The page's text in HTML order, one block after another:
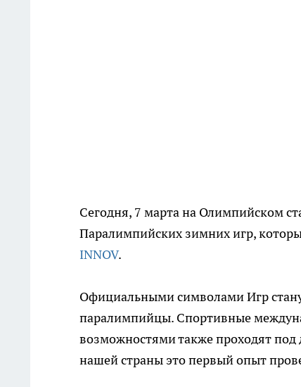
Сегодня, 7 марта на Олимпийском
Паралимпийских зимних игр,
INNOV.
Официальными символами Игр
паралимпийцы. Спортивные
возможностями также проходят
нашей страны это первый опыт